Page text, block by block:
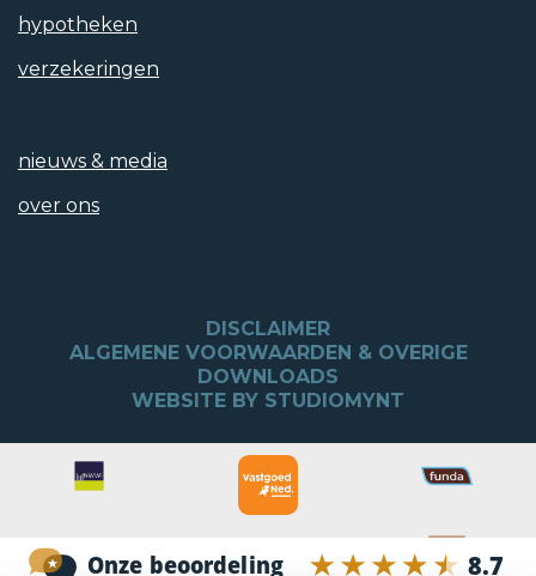
hypotheken
verzekeringen
nieuws & media
over ons
DISCLAIMER
ALGEMENE VOORWAARDEN & OVERIGE
DOWNLOADS
WEBSITE BY STUDIOMYNT